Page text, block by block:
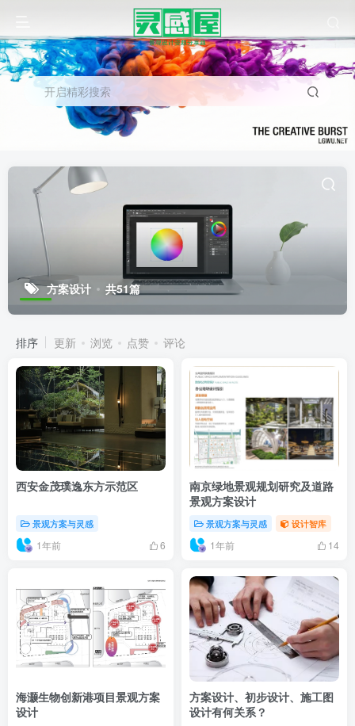
开启精彩搜索
方案设计 共51篇
排序 更新 浏览 点赞 评论
西安金茂璞逸东方示范区
景观方案与灵感
1年前 6
南京绿地景观规划研究及道路
景观方案设计
景观方案与灵感 设计智库
1年前 14
海灏生物创新港项目景观方案
设计
方案设计、初步设计、施工图
设计有何关系？